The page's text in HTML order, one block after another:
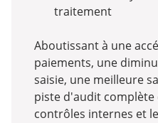
traitement
Aboutissant à une
paiements, une
saisie, une meilleure
piste d'audit
contrôles internes et